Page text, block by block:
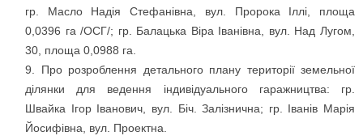
гр. Масло Надія Стефанівна, вул. Пророка Іллі, площа
0,0396 га /ОСГ/; гр. Балацька Віра Іванівна, вул. Над Лугом,
30, площа 0,0988 га.
Про розроблення детального плану території земельної
ділянки для ведення індивідуального гаражництва: гр.
Швайка Ігор Іванович, вул. Біч. Залізнична; гр. Іванів Марія
Йосифівна, вул. Проектна.